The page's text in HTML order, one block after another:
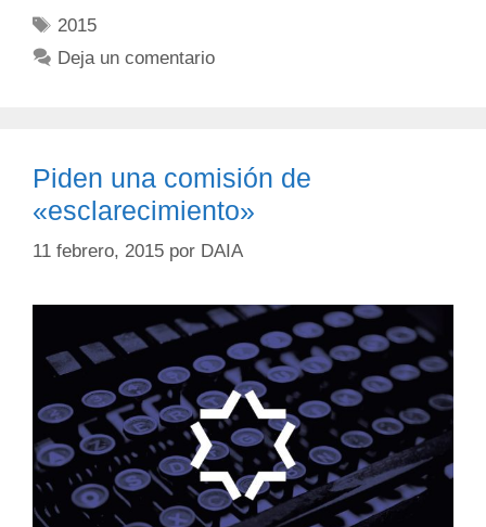
2015
Deja un comentario
Piden una comisión de
«esclarecimiento»
11 febrero, 2015 por DAIA